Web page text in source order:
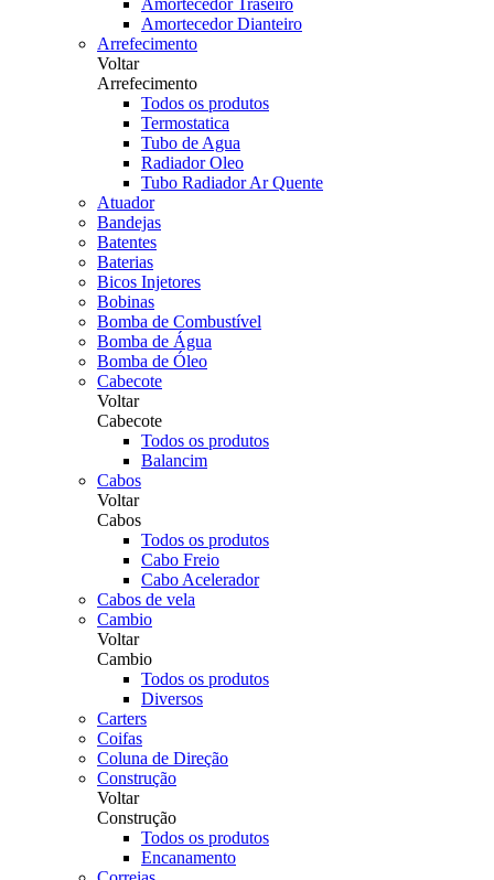
Amortecedor Traseiro
Amortecedor Dianteiro
Arrefecimento
Voltar
Arrefecimento
Todos os produtos
Termostatica
Tubo de Agua
Radiador Oleo
Tubo Radiador Ar Quente
Atuador
Bandejas
Batentes
Baterias
Bicos Injetores
Bobinas
Bomba de Combustível
Bomba de Água
Bomba de Óleo
Cabecote
Voltar
Cabecote
Todos os produtos
Balancim
Cabos
Voltar
Cabos
Todos os produtos
Cabo Freio
Cabo Acelerador
Cabos de vela
Cambio
Voltar
Cambio
Todos os produtos
Diversos
Carters
Coifas
Coluna de Direção
Construção
Voltar
Construção
Todos os produtos
Encanamento